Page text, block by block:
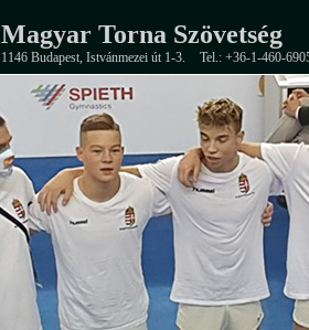
Magyar Torna Szövetség
1146 Budapest, Istvánmezei út 1-3. Tel.: +36-1-460-